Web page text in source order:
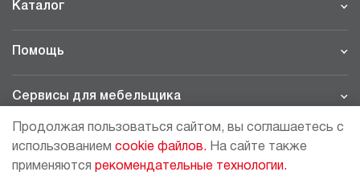
Каталог
Помощь
Сервисы для мебельщика
МОСКВА - ШОУРУМ/СКЛАД
Продолжая пользоваться сайтом, вы соглашаетесь с
использованием cookie файлов. На сайте также
применяются рекомендательные технологии.